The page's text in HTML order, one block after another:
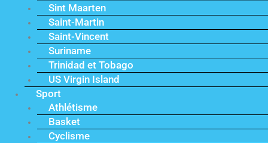
Sint Maarten
Saint-Martin
Saint-Vincent
Suriname
Trinidad et Tobago
US Virgin Island
Sport
Athlétisme
Basket
Cyclisme